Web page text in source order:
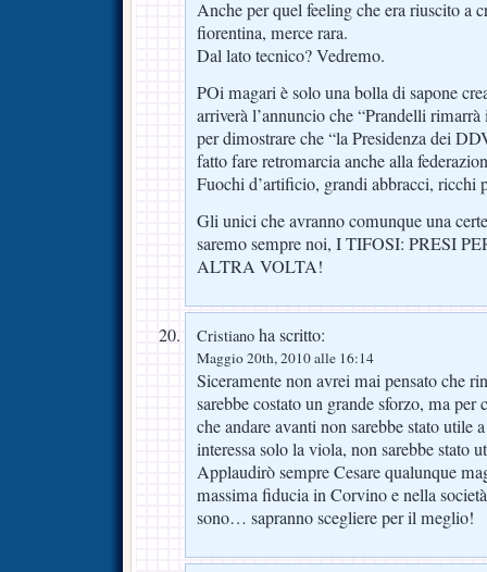
Anche per quel feeling che era riuscito a
fiorentina, merce rara.
Dal lato tecnico? Vedremo.
POi magari è solo una bolla di sapone
arriverà l’annuncio che “Prandelli
per dimostrare che “la Presidenza dei
fatto fare retromarcia anche alla
Fuochi d’artificio, grandi abbracci, ricchi
Gli unici che avranno comunque una
saremo sempre noi, I TIFOSI: PRESI
ALTRA VOLTA!
Cristiano ha scritto:
Maggio 20th, 2010 alle 16:14
Siceramente non avrei mai pensato che
sarebbe costato un grande sforzo, ma per
che andare avanti non sarebbe stato utile
interessa solo la viola, non sarebbe stato
Applaudirò sempre Cesare qualunque
massima fiducia in Corvino e nella
sono… sapranno scegliere per il meglio!